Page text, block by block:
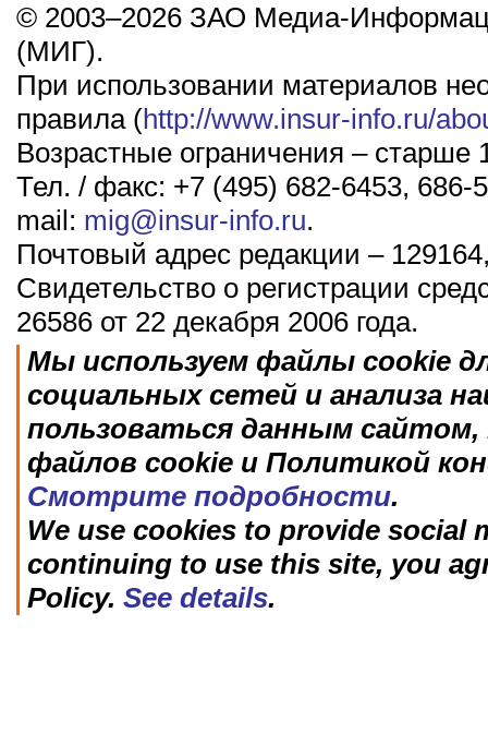
© 2003–2026 ЗАО Медиа-
(МИГ).
При использовании материалов
правила (http://www.insur-info.ru/
Возрастные ограничения – старше
Тел. / факс: +7 (495) 682-6453, 686-
mail: mig@insur-info.ru.
Почтовый адрес редакции –
Свидетельство о регистрации
26586 от 22 декабря 2006 года.
Мы используем файлы cookie
социальных сетей и анализа
пользоваться данным
файлов cookie и Политикой
Смотрите подробности.
We use cookies to provide social
continuing to use this site, you
Policy. See details.